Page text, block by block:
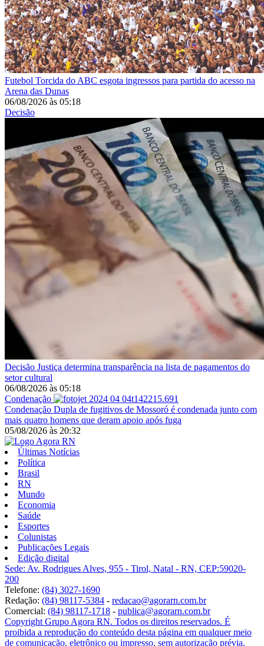
Futebol Torcida do ABC esgota ingressos para partida do acesso na
Arena das Dunas
06/08/2026 às 05:18
Decisão
Decisão Justiça determina transparência na lista de pagamentos do
setor cultural
06/08/2026 às 05:18
Condenação
Condenação Dupla de fugitivos de Mossoró é condenada junto com
mais quatro homens que deram apoio após fuga
05/08/2026 às 20:32
Últimas Notícias
Política
Brasil
RN
Mundo
Economia
Saúde
Esportes
Colunistas
Publicações Legais
Edição digital
Sede: Av. Rodrigues Alves, 955 - Tirol, Natal - RN, CEP:59020-
200
Telefone: (84) 3027-1690
Redação: (84) 98117-5384 - redacao@agorarn.com.br
Comercial: (84) 98117-1718 - publica@agorarn.com.br
Copyright Grupo Agora RN. Todos os direitos reservados. É
proibida a reprodução do conteúdo desta página em qualquer meio
de comunicação, eletrônico ou impresso, sem autorização prévia.